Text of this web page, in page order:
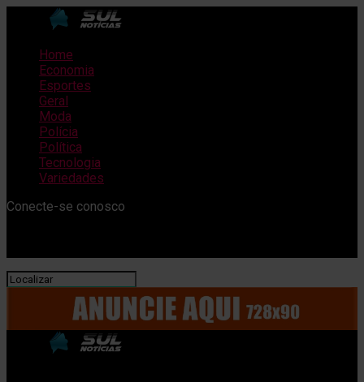
Home
Economia
Esportes
Geral
Moda
Polícia
Política
Tecnologia
Variedades
Conecte-se conosco